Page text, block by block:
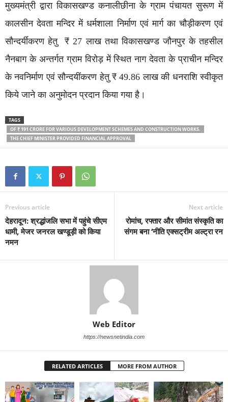
मुख्यमंत्री द्वारा विकासखण्ड कनालीछीना के ग्राम पंचायत सुरूण में
कालसीन देवता मन्दिर में धर्मशाला निर्माण एवं मार्ग का चौड़ीकरण एवं
सौन्दर्यीकरण हेतु ₹ 27 लाख तथा विकासखण्ड जौनपुर के तहसील
नैनबाग के अन्तर्गत ग्राम विरोड़ में स्थित नाग देवता के प्राचीन मन्दिर
के नवनिर्माण एवं सौन्दयींकरण हेतु ₹ 49.86 लाख की धनराशि स्वीकृत
किये जाने का अनुमोदन प्रदान किया गया है।
TAGS
OF ₹ 191 CRORE FOR VARIOUS DEVELOPMENT SCHEMES AND CONSTRUCTION WORKS.
THE CHIEF MINISTER PROVIDED FINANCIAL APPROVAL
Previous article
देहरादून: श्रद्धांजलि सभा में पहुंचे सीएम
धामी, मेजर जनरल खण्डूड़ी को किया
नमन
Next article
रोमांच, रफ्तार और सीमांत संस्कृति का
संगम बना ‘नीति एक्सट्रीम अल्ट्रा रन
Web Editor
https://newsnetindia.com
RELATED ARTICLES MORE FROM AUTHOR